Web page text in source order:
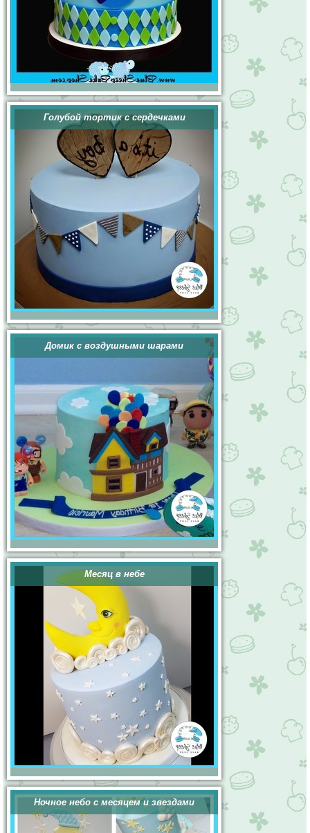
Голубой тортик с сердечками
Домик с воздушными шарами
Месяц в небе
Ночное небо с месяцем и звездами